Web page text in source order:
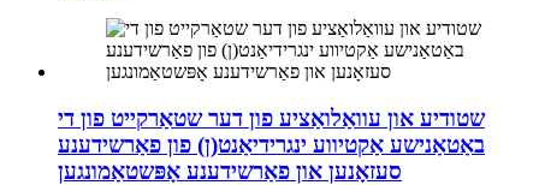
שטודיע און עוואַלואַציע פון ​​דער שטאַרקייט פון די
באַטאַנישע אַקטיווע ינגרידיאַנט(ן) פון פאַרשידענע
סעזאָנען און פאַרשידענע אָפּשטאַמונגען